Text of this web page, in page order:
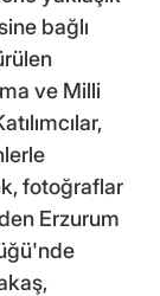
bağlı
ve Milli
fotoğraflar
Erzurum